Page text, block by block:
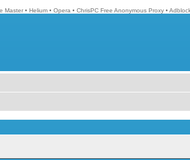
Master • Helium • Opera • ChrisPC Free Anonymous Proxy •